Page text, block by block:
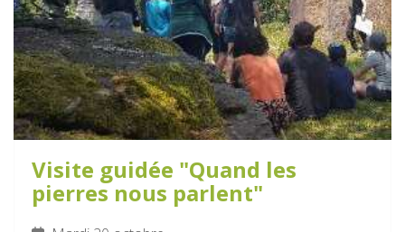
Visite guidée "Quand les
pierres nous parlent"